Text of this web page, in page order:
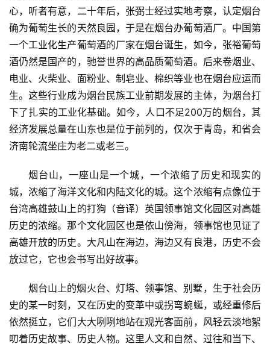
心，听者有意，二十年后，张弼士经过实地考察，认定烟台
确为葡萄生长的天然良园，于是在烟台办葡萄酒厂。中国第
一个工业化生产葡萄酒的厂家在烟台诞生，如今，张裕葡萄
酒仍然是国产的，驰誉世界的高品质葡萄酒。后来卷烟业、
电业、火柴业、面粉业、制皂业、棉织等业也在烟台应运而
生。这些行业成为烟台民族工业前期发展的主体，为烟台打
下了扎实的工业化基础。如今，人口不足200万的烟台，其
经济发展总量在山东也是位于前列的，仅次于青岛，和省会
济南轮流坐庄为老二或老三。
烟台山，一座山是一个城，一个浓缩了历史和现实的
城，浓缩了海洋文化和内陆文化的城。这个浓缩有点像位于
台湾高雄鼓山上的打狗（音译）英国领事馆文化园区对高雄
历史的浓缩。那个文化园区也是依山傍海，领事馆也见证了
高雄开放的历史。大凡山在海边，海边又有良港，历史不会
放过它，它也会书写出好故事。
烟台山上的烟火台、灯塔、领事馆、别墅，生于社会历
史的某一时刻，又在历史的变革中或拐弯蜿蜒，或经重修后
依然挺立，它们大大咧咧地站在观光客面前，风轻云淡地絮
叨着历史故事、历史人物。这里人文和自然、过往和当下、